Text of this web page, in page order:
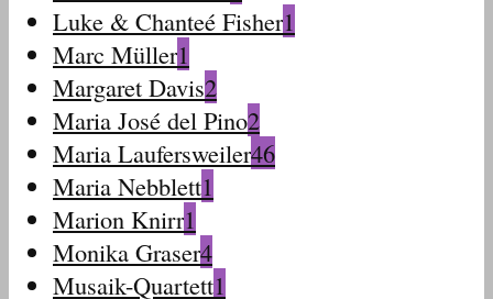
Luke & Chanteé Fisher1
Marc Müller1
Margaret Davis2
Maria José del Pino2
Maria Laufersweiler46
Maria Nebblett1
Marion Knirr1
Monika Graser4
Musaik-Quartett1